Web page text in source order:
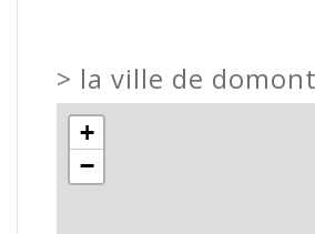
> la ville de
+
−